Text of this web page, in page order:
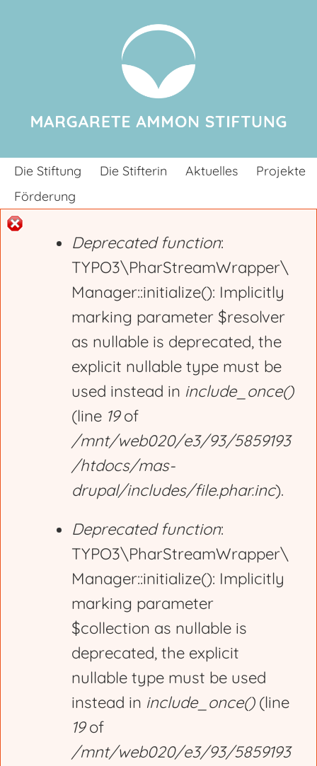
Die Stiftung Die Stifterin Aktuelles
Projekte
Förderung
Deprecated function:
TYPO3\PharStreamWrapper\
Manager::initialize(): Implicitly
marking parameter $resolver
as nullable is deprecated, the
explicit nullable type must be
used instead in include_once()
(line 19of
/mnt/web020/e3/93/5859193
/htdocs/mas-
drupal/includes/file.phar.inc).
Deprecated function:
TYPO3\PharStreamWrapper\
Manager::initialize(): Implicitly
marking parameter
$collection as nullable is
deprecated, the explicit
nullable type must be used
instead in include_once()(line
19of
/mnt/web020/e3/93/5859193